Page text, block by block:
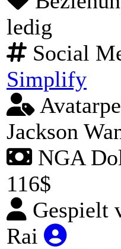
ledig
Social
Simplify
Jackson
NGA
116$
Gespielt
Rai